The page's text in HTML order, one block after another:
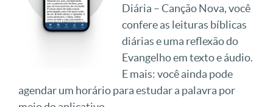
Diária – Canção Nova, você
confere as leituras bíblicas
diárias e uma reflexão do
Evangelho em texto e áudio.
E mais: você ainda pode
agendar um horário para estudar a palavra por